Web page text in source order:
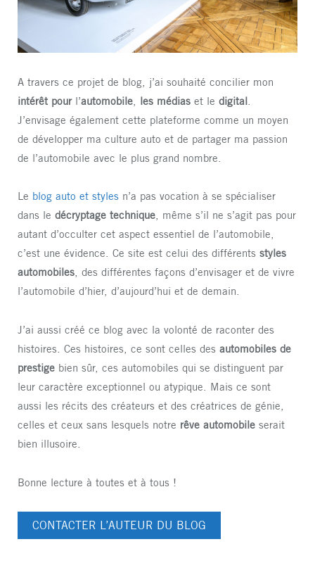
A travers ce projet de blog, j’ai souhaité concilier mon
intérêt pourl’automobile les médias et le digital
J’envisage également cette plateforme comme un moyen
de développer ma culture auto et de partager ma passion
de l’automobile avec le plus grand nombre.
Le blog auto et styles n’a pas vocation à se spécialiser
dans le décryptage technique, même s’il ne s’agit pas pour
autant d’occulter cet aspect essentiel de l’automobile,
c’est une évidence. Ce site est celui des différents styles
automobiles, des différentes façons d’envisager et de vivre
l’automobile d’hier, d’aujourd’hui et de demain.
J’ai aussi créé ce blog avec la volonté de raconter des
histoires. Ces histoires, ce sont celles des automobiles de
prestige bien sûr, ces automobiles qui se distinguent par
leur caractère exceptionnel ou atypique. Mais ce sont
aussi les récits des créateurs et des créatrices de génie,
celles et ceux sans lesquels notre rêve automobile serait
bien illusoire.
Bonne lecture à toutes et à tous !
CONTACTER L’AUTEUR DU BLOG